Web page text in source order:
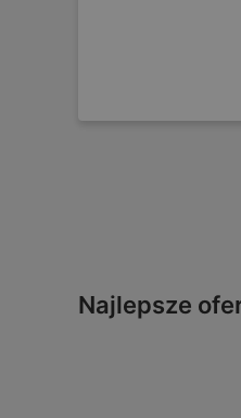
Najlepsze